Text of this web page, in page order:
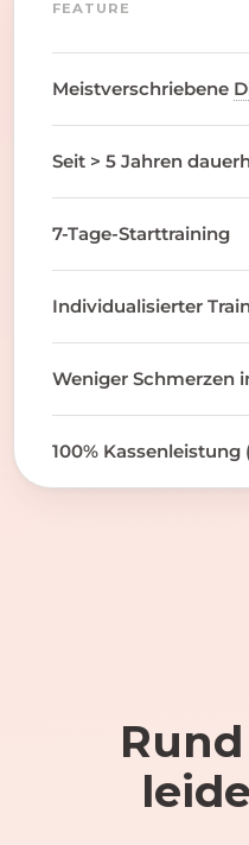
FEATURE
Meistverschriebene
Seit > 5 Jahren
7-Tage-Starttraining
Individualisierter
Weniger Schmerzen
100% Kassenleistung